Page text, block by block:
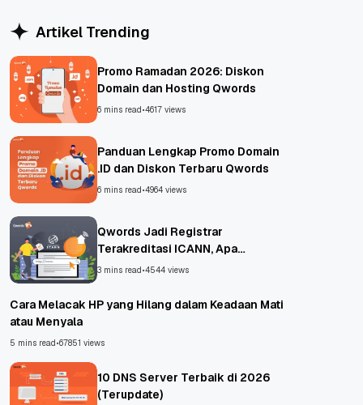
Artikel Trending
Promo Ramadan 2026: Diskon
Domain dan Hosting Qwords
6 mins read•4617 views
Panduan Lengkap Promo Domain
.ID dan Diskon Terbaru Qwords
6 mins read•4964 views
Qwords Jadi Registrar
Terakreditasi ICANN, Apa
Untungnya?
3 mins read•4544 views
Cara Melacak HP yang Hilang dalam Keadaan Mati
atau Menyala
5 mins read•67851 views
10 DNS Server Terbaik di 2026
(Terupdate)